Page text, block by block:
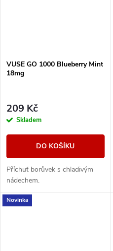
VUSE GO 1000 Blueberry Mint
18mg
209 Kč
Skladem
DO KOŠÍKU
Příchuť borůvek s chladivým
nádechem.
Novinka